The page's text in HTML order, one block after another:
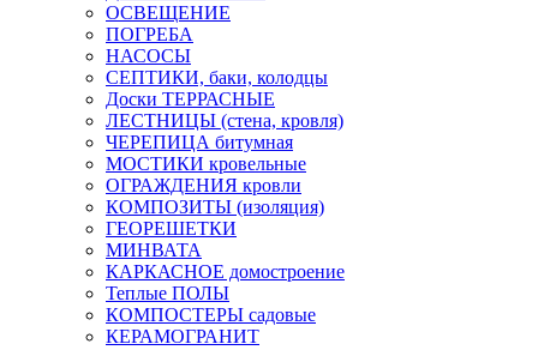
ОСВЕЩЕНИЕ
ПОГРЕБА
НАСОСЫ
СЕПТИКИ, баки, колодцы
Доски ТЕРРАСНЫЕ
ЛЕСТНИЦЫ (стена, кровля)
ЧЕРЕПИЦА битумная
МОСТИКИ кровельные
ОГРАЖДЕНИЯ кровли
КОМПОЗИТЫ (изоляция)
ГЕОРЕШЕТКИ
МИНВАТА
КАРКАСНОЕ домостроение
Теплые ПОЛЫ
КОМПОСТЕРЫ садовые
КЕРАМОГРАНИТ